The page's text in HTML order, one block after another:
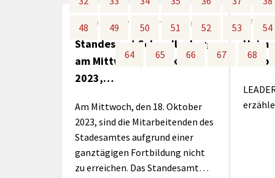
Dienstleistungen
Kontaktpersonen
Steuern &
Ausschreibungen
Jugend
48 49 50 51 52 53 54
64 65 66 67 68
16.10.2023 Pressemitteilung
Standesamt Schmallenberg
am Mittwoch, 18. Oktober
2023,…
Am Mittwoch, den 18. Oktober
2023, sind die Mitarbeitenden des
Stadesamtes aufgrund einer
ganztägigen Fortbildung nicht
zu erreichen. Das Standesamt…
48 49 50 51 52 53 54
64 65 66 67 68